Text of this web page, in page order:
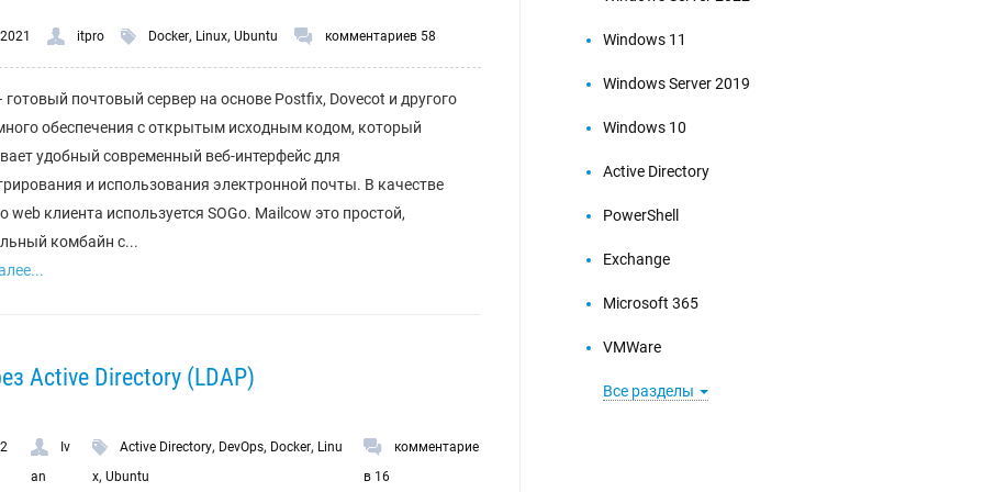
itpro Docker, Linux, Ubuntu комментариев 58
готовый почтовый сервер на основе Postfix, Dovecot и другого
обеспечения с открытым исходным кодом, который
удобный современный веб-интерфейс для
и использования электронной почты. В качестве
web клиента используется SOGo. Mailcow это простой,
комбайн с...
Active Directory (LDAP)
Iv
an
Active Directory, DevOps, Docker, Linu
x,Ubuntu
комментарие
в 16
Windows 11
Windows Server 2019
Windows 10
Active Directory
PowerShell
Exchange
Microsoft 365
VMWare
Все разделы